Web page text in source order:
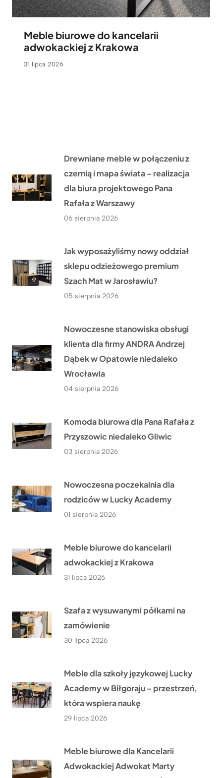
Meble biurowe do kancelarii
adwokackiej z Krakowa
31 lipca 2026
Drewniane meble w połączeniu z
czernią i mapa świata – realizacja
dla biura projektowego Pana
Rafała z Warszawy
06 sierpnia 2026
Jak wyposażyliśmy nowy oddział
sklepu odzieżowego premium
Szach Mat w Jarosławiu?
05 sierpnia 2026
Nowoczesne stanowiska obsługi
klienta dla firmy ANDRA Andrzej
Dąbek w Opatowie niedaleko
Wrocławia
04 sierpnia 2026
Komoda biurowa dla Pana Rafała z
Przyszowic niedaleko Gliwic
03 sierpnia 2026
Nowoczesna poczekalnia dla
rodziców w Lucky Academy
01 sierpnia 2026
Meble biurowe do kancelarii
adwokackiej z Krakowa
31 lipca 2026
Szafa z wysuwanymi półkami na
zamówienie
30 lipca 2026
Meble dla szkoły językowej Lucky
Academy w Biłgoraju – przestrzeń,
która wspiera naukę
29 lipca 2026
Meble biurowe dla Kancelarii
Adwokackiej Adwokat Marty